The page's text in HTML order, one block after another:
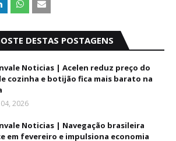
DESTAS POSTAGENS
Noticias | Acelen reduz preço do
cozinha e botijão fica mais barato na
04, 2026
Noticias | Navegação brasileira
em fevereiro e impulsiona economia